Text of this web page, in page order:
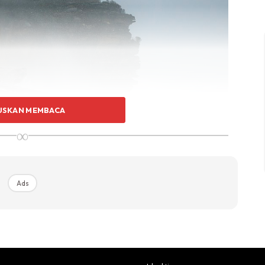
MEMBACA
∞
Ads